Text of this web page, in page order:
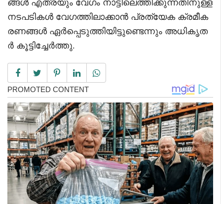
ങ്ങൾ എത്രയും വേഗം നാട്ടിലെത്തിക്കുന്നതിനുള്ള
നടപടികൾ വേഗത്തിലാക്കാൻ പ്രത്യേക ക്രമീക
രണങ്ങൾ ഏർപ്പെടുത്തിയിട്ടുണ്ടെന്നും അധികൃത
ർ കൂട്ടിച്ചേർത്തു.